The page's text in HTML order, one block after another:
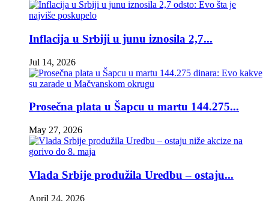
Inflacija u Srbiji u junu iznosila 2,7...
Jul 14, 2026
Prosečna plata u Šapcu u martu 144.275...
May 27, 2026
Vlada Srbije produžila Uredbu – ostaju...
April 24, 2026